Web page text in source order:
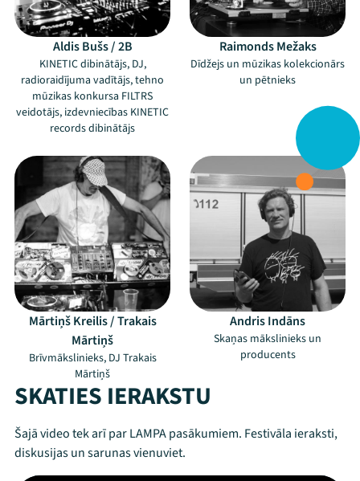
Aldis Bušs / 2B
KINETIC dibinātājs, DJ,
radioraidījuma vadītājs, tehno
mūzikas konkursa FILTRS
veidotājs, izdevniecības KINETIC
records dibinātājs
Raimonds Mežaks
Dīdžejs un mūzikas kolekcionārs
un pētnieks
Mārtiņš Kreilis / Trakais
Mārtiņš
Brīvmākslinieks, DJ Trakais
Mārtiņš
Andris Indāns
Skaņas mākslinieks un
producents
SKATIES IERAKSTU
Šajā video tek arī par LAMPA pasākumiem. Festivāla ieraksti,
diskusijas un sarunas vienuviet.